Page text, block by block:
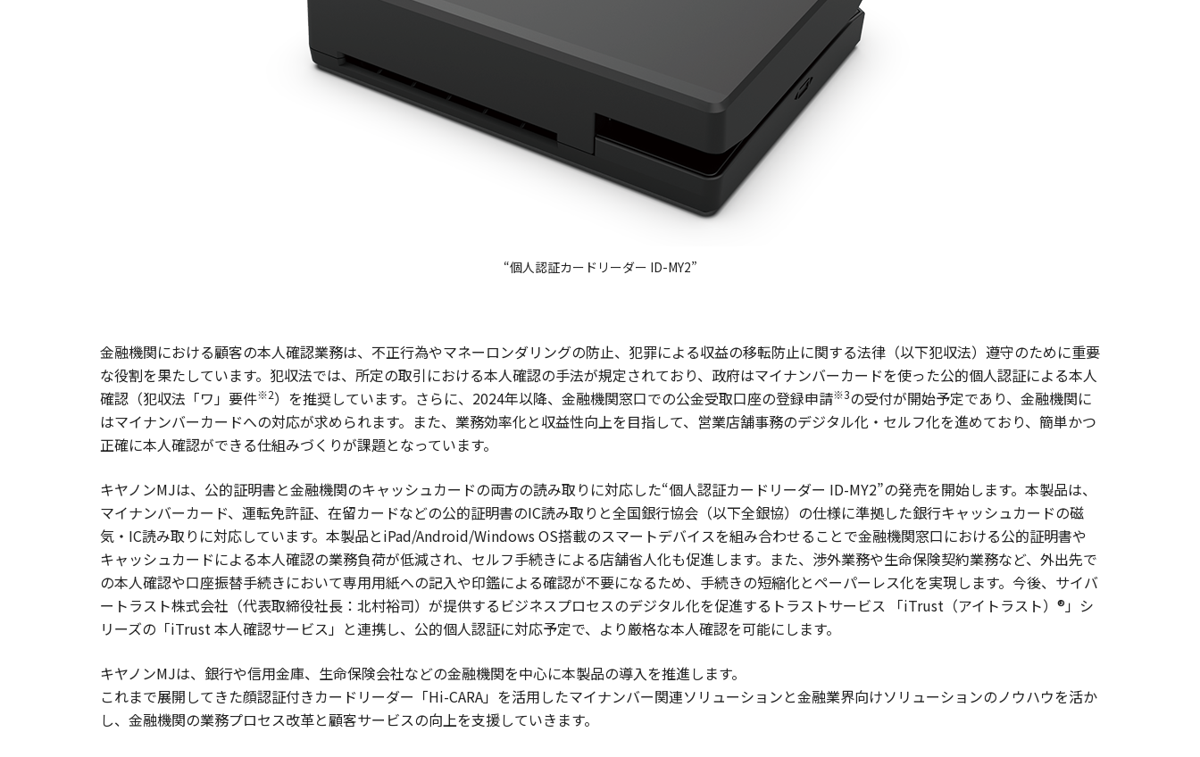
“個人認証カードリーダー ID-MY2”
金融機関における顧客の本人確認業務は、不正行為やマネーロンダリングの防止、犯罪による収益の移転防止に関する法律（以下犯収法）遵守のために重要
な役割を果たしています。犯収法では、所定の取引における本人確認の手法が規定されており、政府はマイナンバーカードを使った公的個人認証による本人
確認（犯収法「ワ」要件※2）を推奨しています。さらに、2024年以降、金融機関窓口での公金受取口座の登録申請※3の受付が開始予定であり、金融機関に
はマイナンバーカードへの対応が求められます。また、業務効率化と収益性向上を目指して、営業店舗事務のデジタル化・セルフ化を進めており、簡単かつ
正確に本人確認ができる仕組みづくりが課題となっています。
キヤノンMJは、公的証明書と金融機関のキャッシュカードの両方の読み取りに対応した“個人認証カードリーダー ID-MY2”の発売を開始します。本製品は、
マイナンバーカード、運転免許証、在留カードなどの公的証明書のIC読み取りと全国銀行協会（以下全銀協）の仕様に準拠した銀行キャッシュカードの磁
気・IC読み取りに対応しています。本製品とiPad/Android/Windows OS搭載のスマートデバイスを組み合わせることで金融機関窓口における公的証明書や
キャッシュカードによる本人確認の業務負荷が低減され、セルフ手続きによる店舗省人化も促進します。また、渉外業務や生命保険契約業務など、外出先で
の本人確認や口座振替手続きにおいて専用用紙への記入や印鑑による確認が不要になるため、手続きの短縮化とペーパーレス化を実現します。今後、サイバ
ートラスト株式会社（代表取締役社長：北村裕司）が提供するビジネスプロセスのデジタル化を促進するトラストサービス 「iTrust（アイトラスト）®」シ
リーズの「iTrust 本人確認サービス」と連携し、公的個人認証に対応予定で、より厳格な本人確認を可能にします。
キヤノンMJは、銀行や信用金庫、生命保険会社などの金融機関を中心に本製品の導入を推進します。
これまで展開してきた顔認証付きカードリーダー「Hi-CARA」を活用したマイナンバー関連ソリューションと金融業界向けソリューションのノウハウを活か
し、金融機関の業務プロセス改革と顧客サービスの向上を支援していきます。